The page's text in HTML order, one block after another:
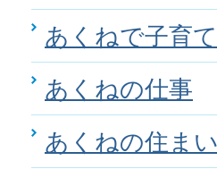
あくねで子育て
あくねの仕事
あくねの住まい